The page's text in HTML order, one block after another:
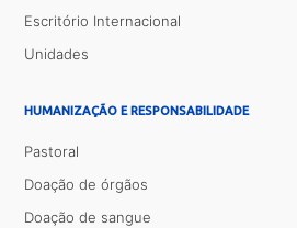
Escritório Internacional
Unidades
HUMANIZAÇÃO E RESPONSABILIDADE
Pastoral
Doação de órgãos
Doação de sangue